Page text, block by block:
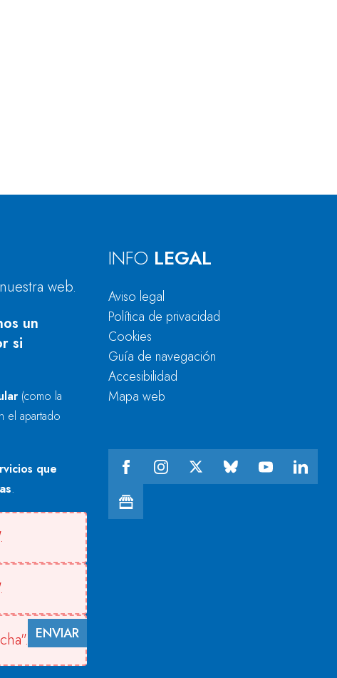
web.
un
si
(como la
el apartado
que
.
ENVIAR
INFO LEGAL
Aviso legal
Política de privacidad
Cookies
Guía de navegación
Accesibilidad
Mapa web